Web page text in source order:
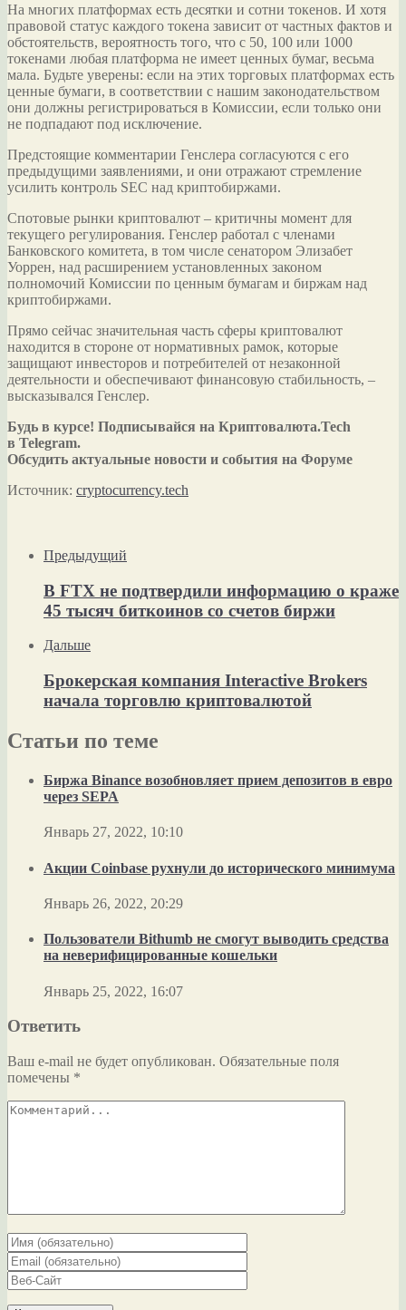
На многих платформах есть десятки и сотни токенов. И хотя
правовой статус каждого токена зависит от частных фактов и
обстоятельств, вероятность того, что с 50, 100 или 1000
токенами любая платформа не имеет ценных бумаг, весьма
мала. Будьте уверены: если на этих торговых платформах есть
ценные бумаги, в соответствии с нашим законодательством
они должны регистрироваться в Комиссии, если только они
не подпадают под исключение.
Предстоящие комментарии Генслера согласуются с его
предыдущими заявлениями, и они отражают стремление
усилить контроль SEC над криптобиржами.
Спотовые рынки криптовалют – критичны момент для
текущего регулирования. Генслер работал с членами
Банковского комитета, в том числе сенатором Элизабет
Уоррен, над расширением установленных законом
полномочий Комиссии по ценным бумагам и биржам над
криптобиржами.
Прямо сейчас значительная часть сферы криптовалют
находится в стороне от нормативных рамок, которые
защищают инвесторов и потребителей от незаконной
деятельности и обеспечивают финансовую стабильность, –
высказывался Генслер.
Будь в курсе! Подписывайся на Криптовалюта.Tech
в Telegram.
Обсудить актуальные новости и события на Форуме
Источник: cryptocurrency.tech
Предыдущий
В FTX не подтвердили информацию о краже
45 тысяч биткоинов со счетов биржи
Дальше
Брокерская компания Interactive Brokers
начала торговлю криптовалютой
Статьи по теме
Биржа Binance возобновляет прием депозитов в евро
через SEPA
Январь 27, 2022, 10:10
Акции Coinbase рухнули до исторического минимума
Январь 26, 2022, 20:29
Пользователи Bithumb не смогут выводить средства
на неверифицированные кошельки
Январь 25, 2022, 16:07
Ответить
Ваш e-mail не будет опубликован. Обязательные поля
помечены *